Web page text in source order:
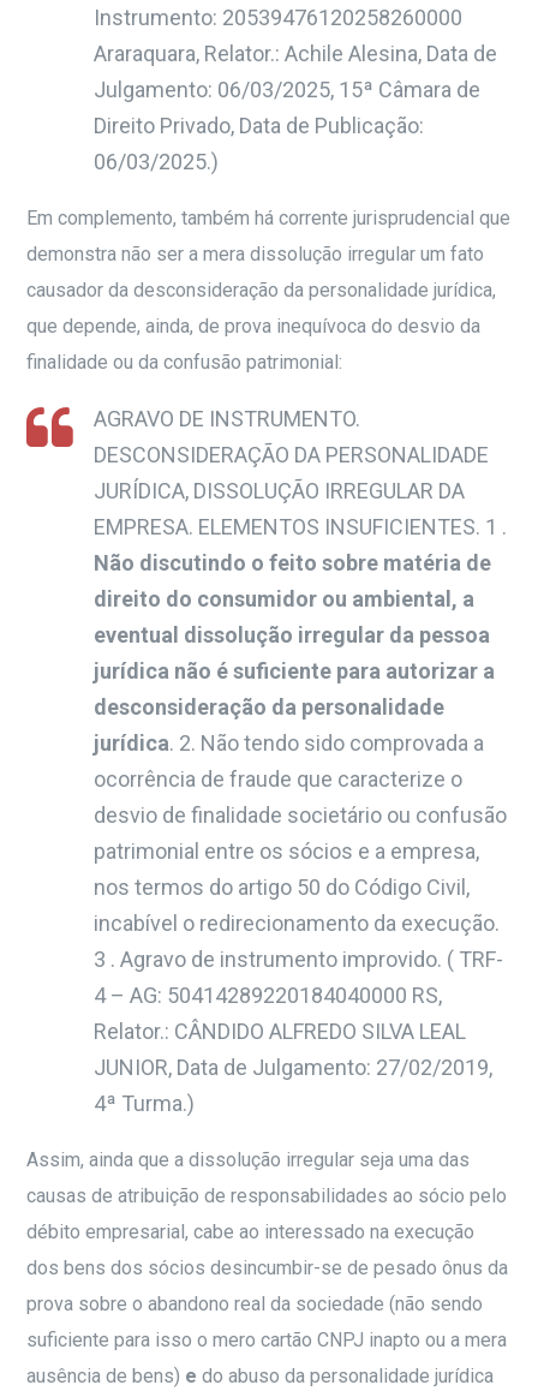
Instrumento: 20539476120258260000
Araraquara, Relator.: Achile Alesina, Data de
Julgamento: 06/03/2025, 15ª Câmara de
Direito Privado, Data de Publicação:
06/03/2025.)
Em complemento, também há corrente jurisprudencial que
demonstra não ser a mera dissolução irregular um fato
causador da desconsideração da personalidade jurídica,
que depende, ainda, de prova inequívoca do desvio da
finalidade ou da confusão patrimonial:
AGRAVO DE INSTRUMENTO.
DESCONSIDERAÇÃO DA PERSONALIDADE
JURÍDICA, DISSOLUÇÃO IRREGULAR DA
EMPRESA. ELEMENTOS INSUFICIENTES. 1 .
Não discutindo o feito sobre matéria de
direito do consumidor ou ambiental, a
eventual dissolução irregular da pessoa
jurídica não é suficiente para autorizar a
desconsideração da personalidade
jurídica. 2. Não tendo sido comprovada a
ocorrência de fraude que caracterize o
desvio de finalidade societário ou confusão
patrimonial entre os sócios e a empresa,
nos termos do artigo 50 do Código Civil,
incabível o redirecionamento da execução.
3 . Agravo de instrumento improvido. ( TRF-
4 – AG: 50414289220184040000 RS,
Relator.: CÂNDIDO ALFREDO SILVA LEAL
JUNIOR, Data de Julgamento: 27/02/2019,
4ª Turma.)
Assim, ainda que a dissolução irregular seja uma das
causas de atribuição de responsabilidades ao sócio pelo
débito empresarial, cabe ao interessado na execução
dos bens dos sócios desincumbir-se de pesado ônus da
prova sobre o abandono real da sociedade (não sendo
suficiente para isso o mero cartão CNPJ inapto ou a mera
ausência de bens) e do abuso da personalidade jurídica